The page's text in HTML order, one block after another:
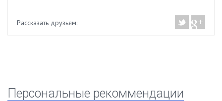
Рассказать друзьям:
Персональные рекоммендации